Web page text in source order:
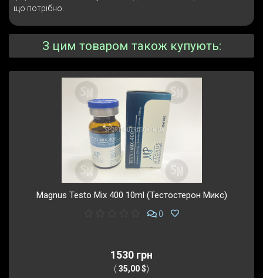
що потрібно.
З цим товаром також купують:
Magnus Testo Mix 400 10ml (Тестостерон Микс)
0
1530 грн
(35,00 $)